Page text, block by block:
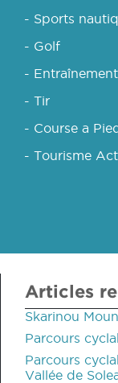
- Sports
- Golf
-
- Tir
- Course a
- Tourisme
Articles
Skarinou
Parcours
Parcours
Vallée de